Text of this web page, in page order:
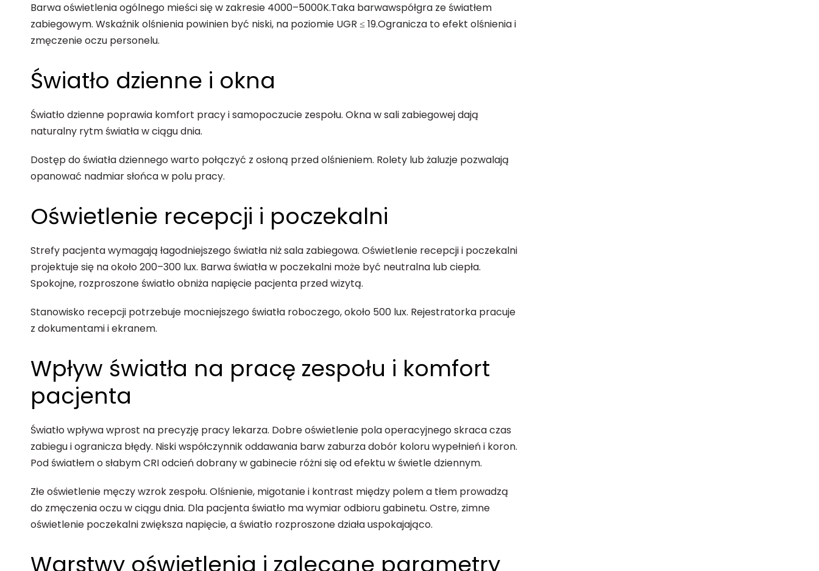
Barwa oświetlenia ogólnego mieści się w zakresie 4000–5000K.Taka barwawspółgra ze światłem
zabiegowym. Wskaźnik olśnienia powinien być niski, na poziomie UGR ≤ 19.Ogranicza to efekt olśnienia i
zmęczenie oczu personelu.
Światło dzienne i okna
Światło dzienne poprawia komfort pracy i samopoczucie zespołu. Okna w sali zabiegowej dają
naturalny rytm światła w ciągu dnia.
Dostęp do światła dziennego warto połączyć z osłoną przed olśnieniem. Rolety lub żaluzje pozwalają
opanować nadmiar słońca w polu pracy.
Oświetlenie recepcji i poczekalni
Strefy pacjenta wymagają łagodniejszego światła niż sala zabiegowa. Oświetlenie recepcji i poczekalni
projektuje się na około 200–300 lux. Barwa światła w poczekalni może być neutralna lub ciepła.
Spokojne, rozproszone światło obniża napięcie pacjenta przed wizytą.
Stanowisko recepcji potrzebuje mocniejszego światła roboczego, około 500 lux. Rejestratorka pracuje
z dokumentami i ekranem.
Wpływ światła na pracę zespołu i komfort
pacjenta
Światło wpływa wprost na precyzję pracy lekarza. Dobre oświetlenie pola operacyjnego skraca czas
zabiegu i ogranicza błędy. Niski współczynnik oddawania barw zaburza dobór koloru wypełnień i koron.
Pod światłem o słabym CRI odcień dobrany w gabinecie różni się od efektu w świetle dziennym.
Złe oświetlenie męczy wzrok zespołu. Olśnienie, migotanie i kontrast między polem a tłem prowadzą
do zmęczenia oczu w ciągu dnia. Dla pacjenta światło ma wymiar odbioru gabinetu. Ostre, zimne
oświetlenie poczekalni zwiększa napięcie, a światło rozproszone działa uspokajająco.
Warstwy oświetlenia i zalecane parametry